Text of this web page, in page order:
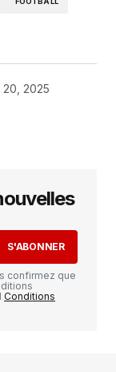
20, 2025
Les
S'ABONNER
confirmez que
Conditions